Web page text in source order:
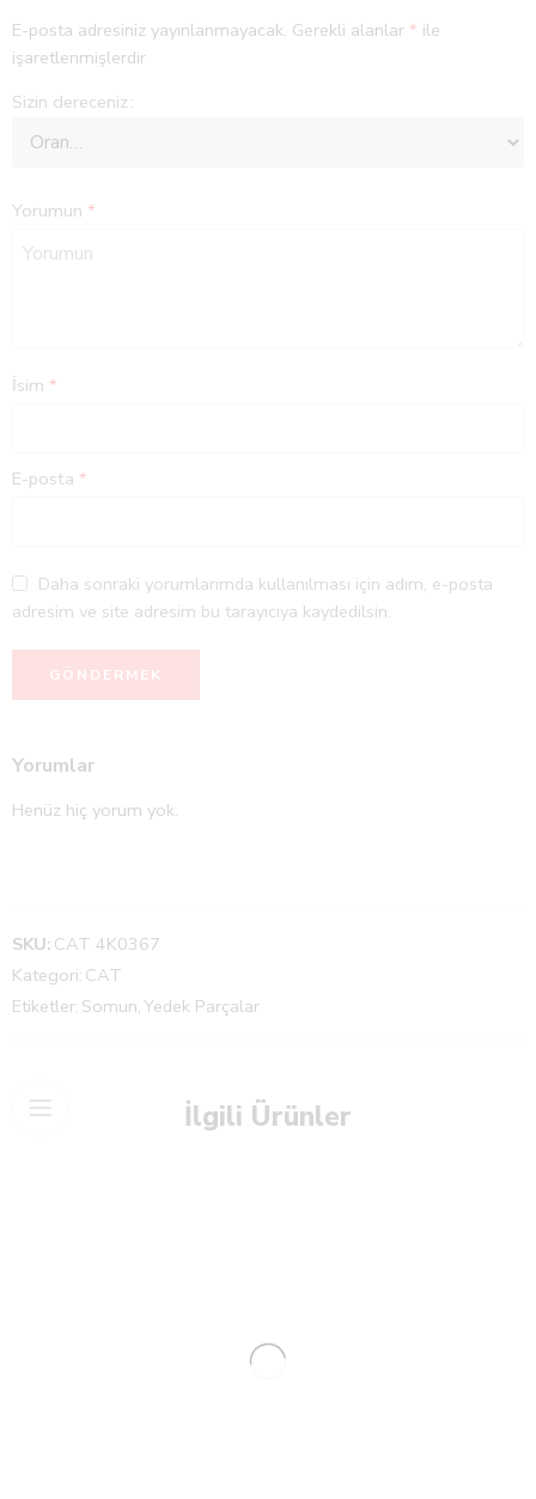
E-posta adresiniz yayınlanmayacak. Gerekli alanlar * ile
işaretlenmişlerdir
Sizin dereceniz
Yorumun *
İsim *
E-posta *
Daha sonraki yorumlarımda kullanılması için adım, e-posta
adresim ve site adresim bu tarayıcıya kaydedilsin.
Yorumlar
Henüz hiç yorum yok.
SKU: CAT 4K0367
Kategori: CAT
Etiketler: Somun,Yedek Parçalar
İlgili Ürünler